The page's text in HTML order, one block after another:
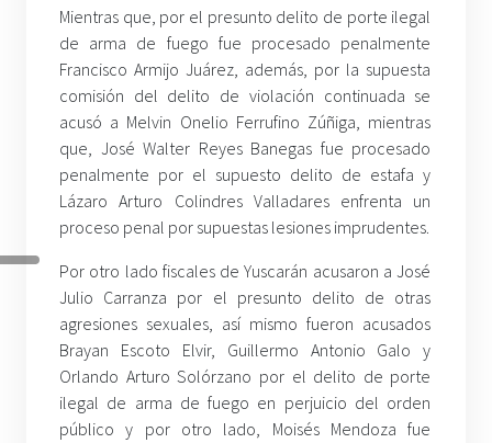
Mientras que, por el presunto delito de porte ilegal
de arma de fuego fue procesado penalmente
Francisco Armijo Juárez, además, por la supuesta
comisión del delito de violación continuada se
acusó a Melvin Onelio Ferrufino Zúñiga, mientras
que, José Walter Reyes Banegas fue procesado
penalmente por el supuesto delito de estafa y
Lázaro Arturo Colindres Valladares enfrenta un
proceso penal por supuestas lesiones imprudentes.
Por otro lado fiscales de Yuscarán acusaron a José
Julio Carranza por el presunto delito de otras
agresiones sexuales, así mismo fueron acusados
Brayan Escoto Elvir, Guillermo Antonio Galo y
Orlando Arturo Solórzano por el delito de porte
ilegal de arma de fuego en perjuicio del orden
público y por otro lado, Moisés Mendoza fue